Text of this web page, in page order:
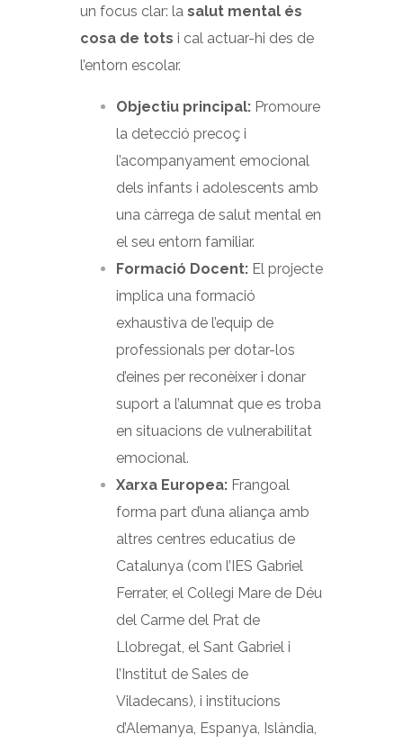
un focus clar: la salut mental és
cosa de tots i cal actuar-hi des de
l’entorn escolar.
Objectiu principal: Promoure
la detecció precoç i
l’acompanyament emocional
dels infants i adolescents amb
una càrrega de salut mental en
el seu entorn familiar.
Formació Docent: El projecte
implica una formació
exhaustiva de l’equip de
professionals per dotar-los
d’eines per reconèixer i donar
suport a l’alumnat que es troba
en situacions de vulnerabilitat
emocional.
Xarxa Europea: Frangoal
forma part d’una aliança amb
altres centres educatius de
Catalunya (com l’IES Gabriel
Ferrater, el Col·legi Mare de Déu
del Carme del Prat de
Llobregat, el Sant Gabriel i
l’Institut de Sales de
Viladecans), i institucions
d’Alemanya, Espanya, Islàndia,